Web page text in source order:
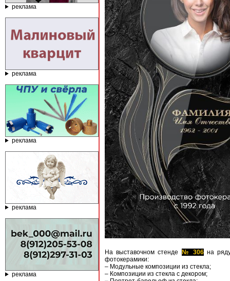
реклама
реклама
реклама
реклама
реклама
На выставочном стенде № 306на ряду
фотокерамики:
– Модульные композиции из стекла;
– Композиции из стекла с декором;